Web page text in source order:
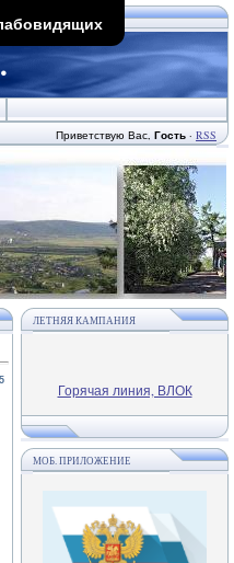
Приветствую Вас, Гость · RSS
ЛЕТНЯЯ КАМПАНИЯ
Горячая линия, ВЛОК
МОБ. ПРИЛОЖЕНИЕ